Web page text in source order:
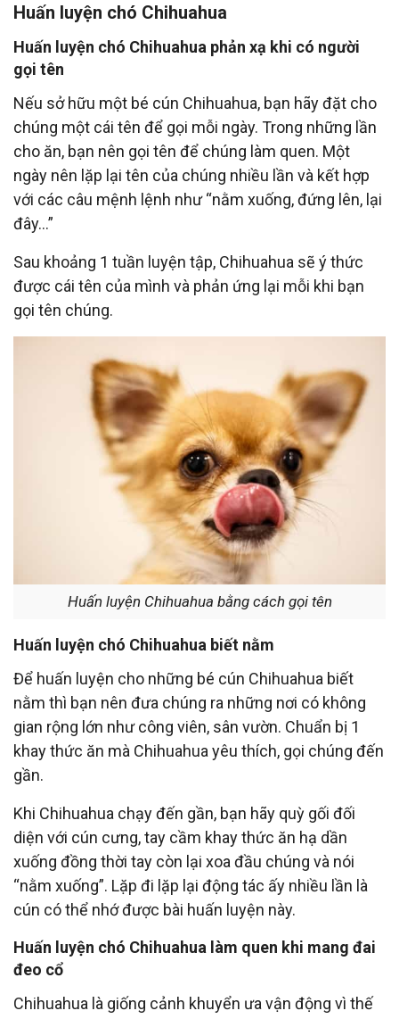
Huấn luyện chó Chihuahua
Huấn luyện chó Chihuahua phản xạ khi có người
gọi tên
Nếu sở hữu một bé cún Chihuahua, bạn hãy đặt cho
chúng một cái tên để gọi mỗi ngày. Trong những lần
cho ăn, bạn nên gọi tên để chúng làm quen. Một
ngày nên lặp lại tên của chúng nhiều lần và kết hợp
với các câu mệnh lệnh như “nằm xuống, đứng lên, lại
đây…”
Sau khoảng 1 tuần luyện tập, Chihuahua sẽ ý thức
được cái tên của mình và phản ứng lại mỗi khi bạn
gọi tên chúng.
Huấn luyện Chihuahua bằng cách gọi tên
Huấn luyện chó Chihuahua biết nằm
Để huấn luyện cho những bé cún Chihuahua biết
nằm thì bạn nên đưa chúng ra những nơi có không
gian rộng lớn như công viên, sân vườn. Chuẩn bị 1
khay thức ăn mà Chihuahua yêu thích, gọi chúng đến
gần.
Khi Chihuahua chạy đến gần, bạn hãy quỳ gối đối
diện với cún cưng, tay cầm khay thức ăn hạ dần
xuống đồng thời tay còn lại xoa đầu chúng và nói
“nằm xuống”. Lặp đi lặp lại động tác ấy nhiều lần là
cún có thể nhớ được bài huấn luyện này.
Huấn luyện chó Chihuahua làm quen khi mang đai
đeo cổ
Chihuahua là giống cảnh khuyển ưa vận động vì thế